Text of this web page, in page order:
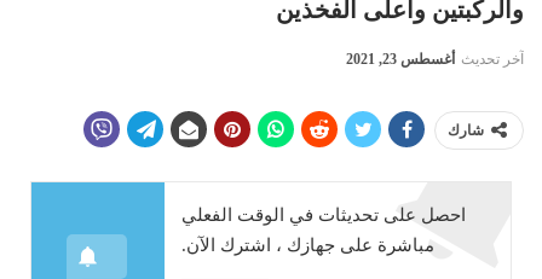
والركبتين وأعلى الفخذين
آخر تحديث أغسطس 23, 2021
شارك
احصل على تحديثات في الوقت الفعلي
مباشرة على جهازك ، اشترك الآن.